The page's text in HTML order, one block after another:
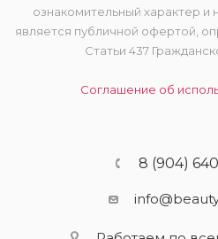
ознакомительный характер и
является публичной офертой,
Статьи 437
Соглашение об
8 (904)